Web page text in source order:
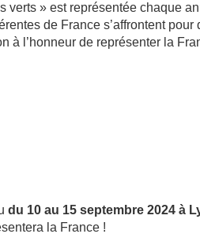
» est représentée chaque
de France s’affrontent
à l’honneur de représenter la
du 10 au 15 septembre 2024 à
la France !